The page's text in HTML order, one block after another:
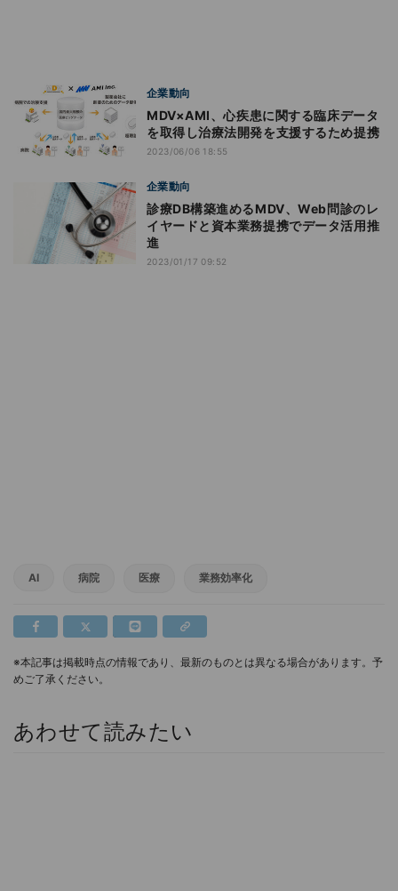
企業動向
MDV×AMI、心疾患に関する臨床データ
を取得し治療法開発を支援するため提携
2023/06/06 18:55
企業動向
診療DB構築進めるMDV、Web問診のレ
イヤードと資本業務提携でデータ活用推
進
2023/01/17 09:52
AI 病院 医療 業務効率化
※本記事は掲載時点の情報であり、最新のものとは異なる場合があります。予
めご了承ください。
あわせて読みたい